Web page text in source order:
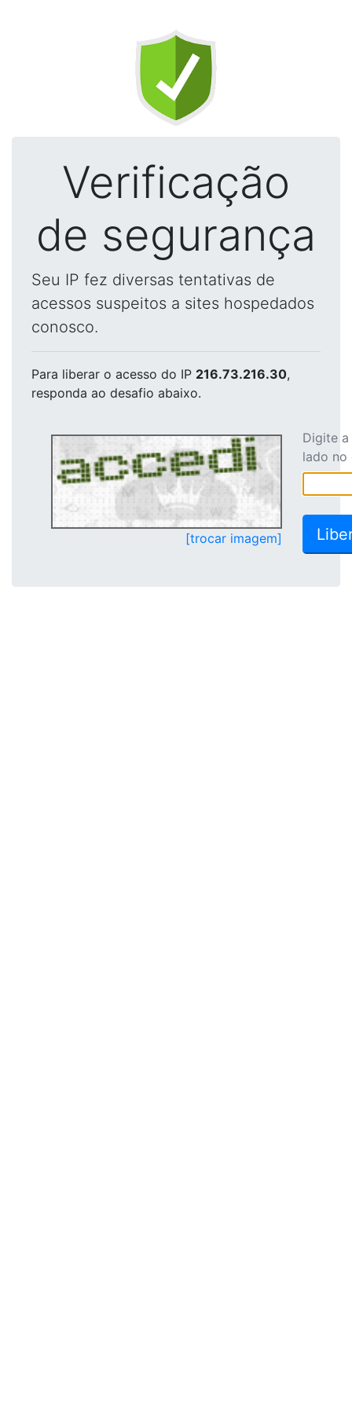
Verificação
de segurança
Seu IP fez diversas tentativas de
acessos suspeitos a sites hospedados
conosco.
Para liberar o acesso do IP 216.73.216.30,
responda ao desafio abaixo.
[trocar imagem]
Digite
lado no